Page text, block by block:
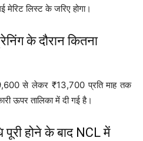
मेरिट लिस्ट के जरिए होगा।
के दौरान कितना
से लेकर ₹13,700 प्रति माह तक
ऊपर तालिका में दी गई है।
होने के बाद NCL में